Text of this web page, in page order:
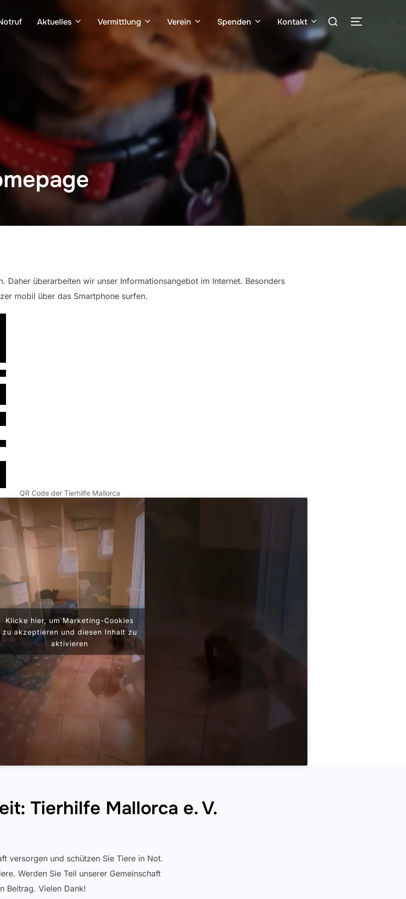
Aktuelles Vermittlung Verein Spenden Kontakt
Suchen
nach:
Daher überarbeiten wir unser Informationsangebot im Internet. Besonders
mobil über das Smartphone surfen.
QR Code der Tierhilfe Mallorca
Klicke hier, um Marketing-Cookies
zu akzeptieren und diesen Inhalt zu
aktivieren
Tierhilfe Mallorca e. V.
versorgen und schützen Sie Tiere in Not.
Werden Sie Teil unserer Gemeinschaft
Beitrag. Vielen Dank!